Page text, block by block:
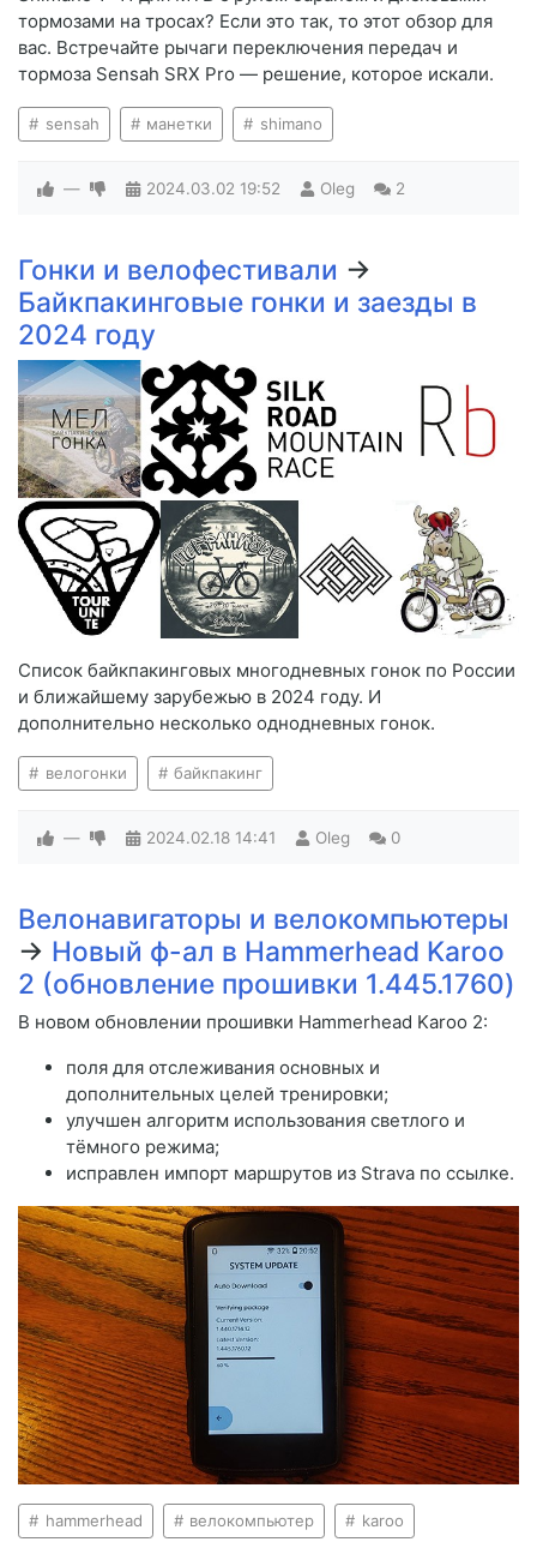
тормозами на тросах? Если это так, то этот обзор для
вас. Встречайте рычаги переключения передач и
тормоза Sensah SRX Pro — решение, которое искали.
sensah манетки shimano
— 2024.03.02 19:52 Oleg 2
Гонки и велофестивали →
Байкпакинговые гонки и заезды в
2024 году
Список байкпакинговых многодневных гонок по России
и ближайшему зарубежью в 2024 году. И
дополнительно несколько однодневных гонок.
велогонки байкпакинг
— 2024.02.18 14:41 Oleg 0
Велонавигаторы и велокомпьютеры
→ Новый ф-ал в Hammerhead Karoo
2 (обновление прошивки 1.445.1760)
В новом обновлении прошивки Hammerhead Karoo 2:
поля для отслеживания основных и
дополнительных целей тренировки;
улучшен алгоритм использования светлого и
тёмного режима;
исправлен импорт маршрутов из Strava по ссылке.
hammerhead велокомпьютер karoo